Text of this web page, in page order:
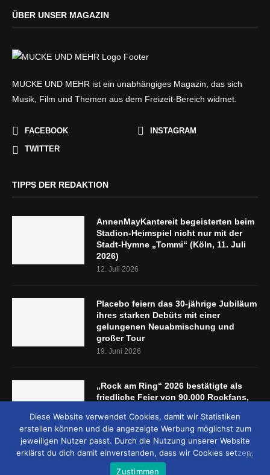
ÜBER UNSER MAGAZIN
MUCKE UND MEHR ist ein unabhängiges Magazin, das sich
Musik, Film und Themen aus dem Freizeit-Bereich widmet.
FACEBOOK
INSTAGRAM
TWITTER
TIPPS DER REDAKTION
AnnenMayKantereit begeisterten beim
Stadion-Heimspiel nicht nur mit der
Stadt-Hymne „Tommi“ (Köln, 11. Juli
2026)
12. Juli 2026
Placebo feiern das 30-jährige Jubiläum
ihres starken Debüts mit einer
gelungenen Neuabmischung und
großer Tour
19. Juni 2026
„Rock am Ring“ 2026 bestätigte als
friedliche Feier von 90.000 Rockfans,
5.-7. Juni 2026)
8. Juni 2026
Diese Website verwendet Cookies, damit wir Statistiken
erstellen können und die angezeigte Werbung möglichst zum
jeweiligen Nutzer passt. Durch die Nutzung unserer Website
erklärst du dich damit einverstanden, dass wir Cookies setzen.
Zustimmen